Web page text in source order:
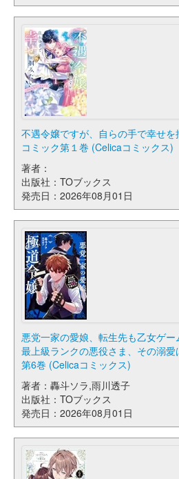
不遇令嬢ですが、自らの手で幸せ
コミック第１巻 (Celicaコミックス)
著者：
出版社：TOブックス
発売日：2026年08月01日
悪党一家の愛娘、転生先も乙女ゲ
最上級ランクの悪役さま、その溺
第6巻 (Celicaコミックス)
著者：轟斗ソラ,雨川透子
出版社：TOブックス
発売日：2026年08月01日